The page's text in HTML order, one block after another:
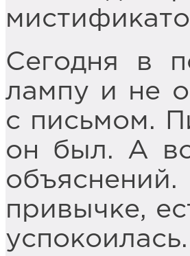
Сегодня в
лампу и не
с письмом.
он был. А
привычке,